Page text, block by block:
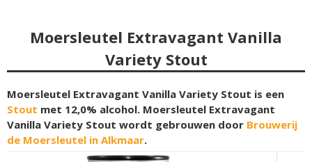
Moersleutel Extravagant Vanilla
Variety Stout
Moersleutel Extravagant Vanilla Variety Stout is een
Stout met 12,0% alcohol. Moersleutel Extravagant
Vanilla Variety Stout wordt gebrouwen door Brouwerij
de Moersleutel in Alkmaar.